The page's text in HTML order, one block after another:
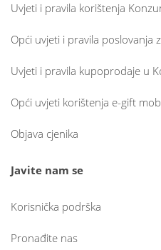
Uvjeti i pravila korištenja
Opći uvjeti i pravila poslovanja
Uvjeti i pravila kupoprodaje u
Opći uvjeti korištenja e-gift
Objava cjenika
Javite nam se
Korisnička podrška
Pronađite nas